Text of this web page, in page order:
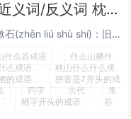
枕山栖谷解释意思 枕山栖谷近义词/反义词 枕山栖谷的出处解释
成语名称：枕山栖谷：成语近义： 枕流漱石(zhěn liú shù shí)：旧时指隐居生活。民不安枕 枕戈待命 搥床捣枕 温衾扇枕 死亡枕藉 枕中鸿宝 枕戈待敌 枕戈剚刃 一枕邯郸 高枕无忧 孤衾独枕 疾裘妒枕 捶床拍枕 死伤枕藉 寝苫枕...
什么谷成语
什么山栖什
么成语
枕山什么什么成
的成语
拼音是Z开头的成
四字 古代
常
栖字开头的成语
谷